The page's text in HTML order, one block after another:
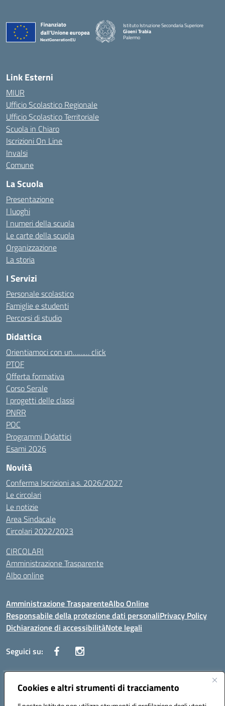
Cookies e altri strumenti di tracciamento
Istituto Istruzione Secondaria Superiore
Gioeni Trabia
Palermo
Link Esterni
MIUR
Ufficio Scolastico Regionale
Ufficio Scolastico Territoriale
Scuola in Chiaro
Iscrizioni On Line
Invalsi
Comune
La Scuola
Presentazione
I luoghi
I numeri della scuola
Le carte della scuola
Organizzazione
La storia
I Servizi
Personale scolastico
Famiglie e studenti
Percorsi di studio
Didattica
Orientiamoci con un……… click
PTOF
Offerta formativa
Corso Serale
I progetti delle classi
PNRR
POC
Programmi Didattici
Esami 2026
Novità
Conferma Iscrizioni a.s. 2026/2027
Le circolari
Le notizie
Area Sindacale
Circolari 2022/2023
CIRCOLARI
Amministrazione Trasparente
Albo online
Amministrazione TrasparenteAlbo Online
Responsabile della protezione dati personaliPrivacy Policy
Dichiarazione di accessibilitàNote legali
Seguici su:
Indirizzo:Corso Vittorio Emanuele, 27 90133 - Palermo